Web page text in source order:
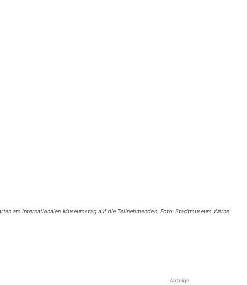
am Internationalen Museumstag auf die Teilnehmenden. Foto: Stadtmuseum Werne
Anzeige